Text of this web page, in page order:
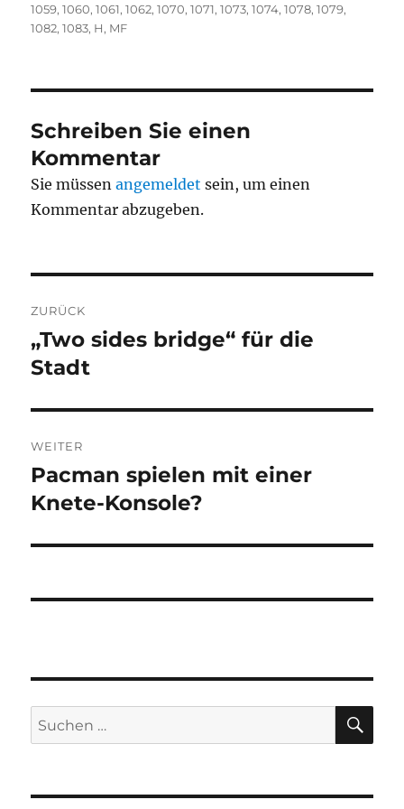
1059,1060,1061,1062,1070,1071,1073,1074,1078,1079,
1082,1083, H, MF
Schreiben Sie einen
Kommentar
Sie müssenangemeldet sein, um einen
Kommentar abzugeben.
ZURÜCK
Vorheriger
Beitrag:
„Two sides bridge“ für die
Stadt
WEITER
Nächster
Beitrag:
Pacman spielen mit einer
Knete-Konsole?
Suchen
nach: